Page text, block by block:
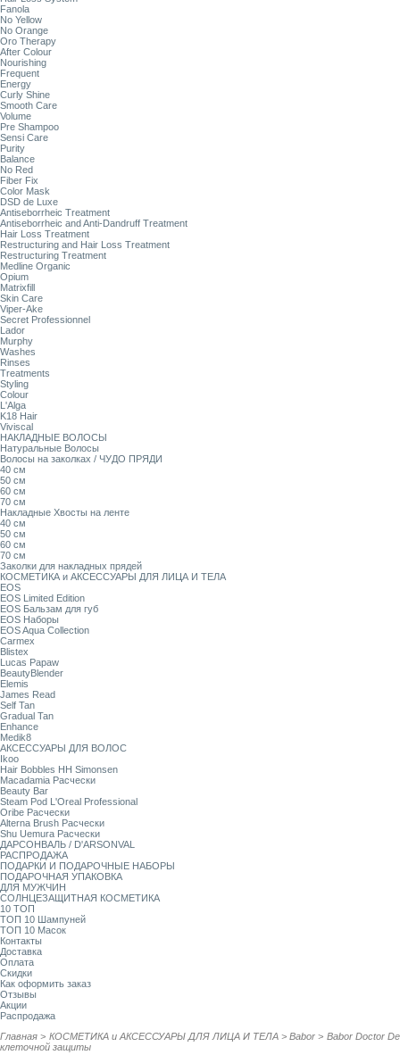
Fanola
No Yellow
No Orange
Oro Therapy
After Colour
Nourishing
Frequent
Energy
Curly Shine
Smooth Care
Volume
Pre Shampoo
Sensi Care
Purity
Balance
No Red
Fiber Fix
Color Mask
DSD de Luxe
Antiseborrheic Treatment
Antiseborrheic and Anti-Dandruff Treatment
Hair Loss Treatment
Restructuring and Hair Loss Treatment
Restructuring Treatment
Medline Organic
Opium
Matrixfill
Skin Care
Viper-Ake
Secret Professionnel
Lador
Murphy
Washes
Rinses
Treatments
Styling
Colour
L'Alga
K18 Hair
Viviscal
НАКЛАДНЫЕ ВОЛОСЫ
Натуральные Волосы
Волосы на заколках / ЧУДО ПРЯДИ
40 см
50 см
60 см
70 см
Накладные Хвосты на ленте
40 см
50 см
60 см
70 см
Заколки для накладных прядей
КОСМЕТИКА и АКСЕССУАРЫ ДЛЯ ЛИЦА И ТЕЛА
EOS
EOS Limited Edition
EOS Бальзам для губ
EOS Наборы
EOS Aqua Collection
Carmex
Blistex
Lucas Papaw
BeautyBlender
Elemis
James Read
Self Tan
Gradual Tan
Enhance
Medik8
АКСЕССУАРЫ ДЛЯ ВОЛОС
Ikoo
Hair Bobbles HH Simonsen
Macadamia Расчески
Beauty Bar
Steam Pod L'Oreal Professional
Oribe Расчески
Alterna Brush Расчески
Shu Uemura Расчески
ДАРСОНВАЛЬ / D'ARSONVAL
РАСПРОДАЖА
ПОДАРКИ И ПОДАРОЧНЫЕ НАБОРЫ
ПОДАРОЧНАЯ УПАКОВКА
ДЛЯ МУЖЧИН
СОЛНЦЕЗАЩИТНАЯ КОСМЕТИКА
10 ТОП
ТОП 10 Шампуней
ТОП 10 Масок
Контакты
Доставка
Оплата
Скидки
Как оформить заказ
Отзывы
Акции
Распродажа
Главная > КОСМЕТИКА и АКСЕССУАРЫ ДЛЯ ЛИЦА И ТЕЛА > Babor > Babor Doctor
клеточной защиты